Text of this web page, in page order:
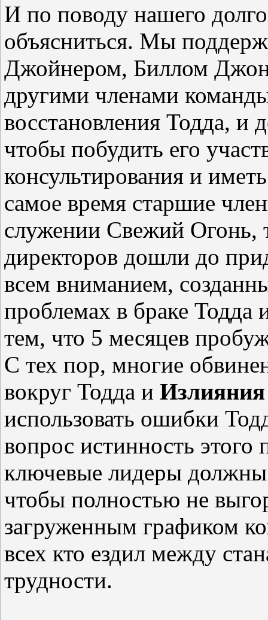
И по поводу нашего
объясниться. Мы
Джойнером, Биллом
другими членами
восстановления Тодда, и
чтобы побудить его
консультирования и
самое время старшие
служении Свежий Огонь,
директоров дошли до
всем вниманием,
проблемах в браке
тем, что 5 месяцев
С тех пор, многие
вокруг Тодда и Излияния
использовать ошибки
вопрос истинность
ключевые лидеры должны
чтобы полностью не
загруженным графиком
всех кто ездил между
трудности.